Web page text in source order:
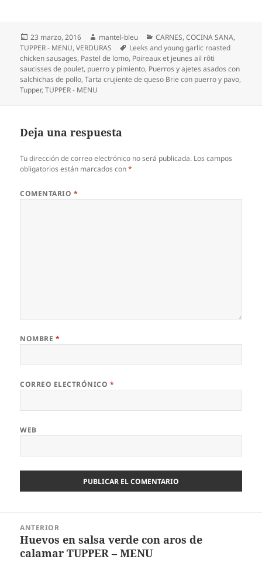
Publicado
el
23 marzo, 2016 Autor
mantel-bleu Categorías
CARNES,COCINA SANA,
TUPPER - MENU,VERDURAS Etiquetas
Leeks and young garlic roasted
chicken sausages, Pastel de lomo, Poireaux et jeunes ail rôti
saucisses de poulet, puerro y pimiento, Puerros y ajetes asados con
salchichas de pollo,Tarta crujiente de queso Brie con puerro y pavo,
Tupper,TUPPER - MENU
Deja una respuesta
Tu dirección de correo electrónico no será publicada. Los campos
obligatorios están marcados con*
COMENTARIO *
NOMBRE *
CORREO ELECTRÓNICO *
WEB
entradas
ANTERIOR
Entrada
anterior:
Huevos en salsa verde con aros de
calamar TUPPER – MENU